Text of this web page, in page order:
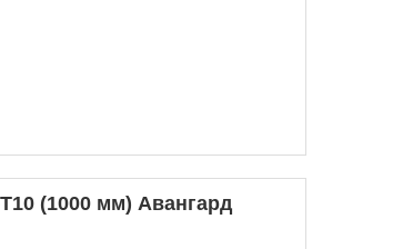
(1000 мм) Авангард